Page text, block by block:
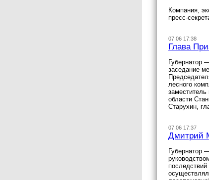
Компания,
пресс-
07.06 17:38
Глава
Губернатор
заседание
лесного
области
Старухин,
07.06 17:37
Дмитрий
Губернатор